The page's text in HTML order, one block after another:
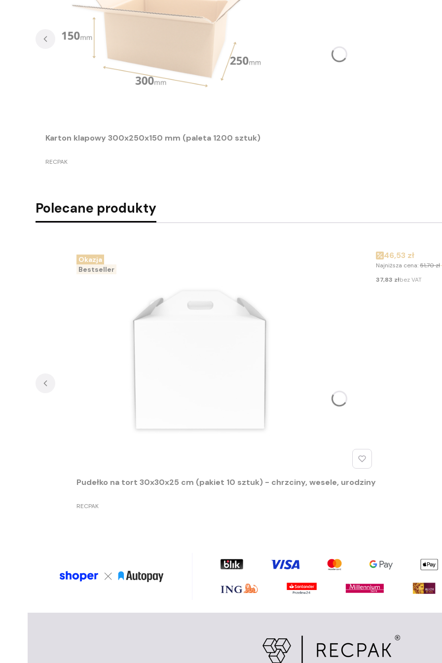
Karton klapowy 300x250x150 mm (paleta 1200 sztuk)
PRODUCENT
RECPAK
Polecane produkty
Okazja
Bestseller
Pudełko na tort 30x30x25 cm (pakiet 10 sztuk) - chrzciny, wesele, urodziny
PRODUCENT
RECPAK
Cena promocyjna
46,53 zł
Najniższa cena:51,70 zł
Cena
37,83 złbez VAT